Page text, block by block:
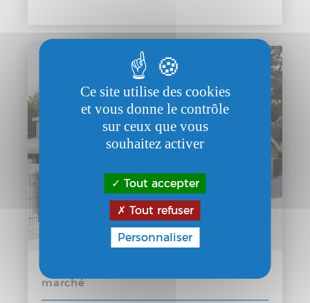
Donnez-nous votre avis sur le futur
marché
Ce site utilise des cookies
et vous donne le contrôle
sur ceux que vous
souhaitez activer
Tout accepter
Tout refuser
Personnaliser